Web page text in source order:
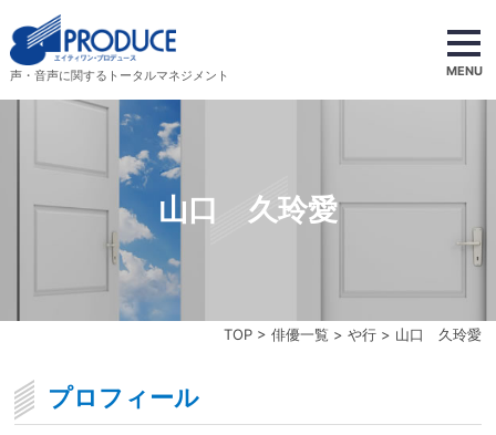
声・音声に関するトータルマネジメント MENU
TOP> 俳優一覧 > や行> 山口 久玲愛
山口 久玲愛
プロフィール